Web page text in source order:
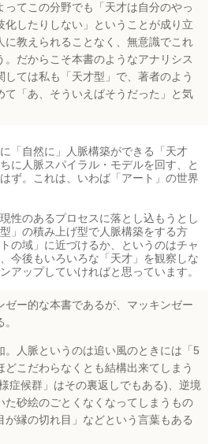
ってこの分野でも「天才は自分のやっ
化したりしない」ということが成り立
に教えられることなく、無意識でこれ
。だからこそ本書のようなアナリシス
しては私も「天才型」で、著者のよう
て「あ、そういえばそうだった」と気
「自然に」人脈構築ができる「天才
に人脈スパイラル・モデルを回す、と
ず。これは、いわば「アート」の世界
性のあるプロセスに落とし込もうとし
」の積み上げ型で人脈構築をする方
の域」に近づけるか、というのはチャ
今後もいろいろな「天才」を観察しな
アップしていければと思っています。
ゼー的な本書であるが、マッキンゼー
。人脈というのは追い風のときには「5
こだわらなくとも結構出来てしまう
症候群」はその裏返しでもある)、逆境
た砂絵のごとくなくなってしまうもの
が縁の切れ目」などという言葉もある